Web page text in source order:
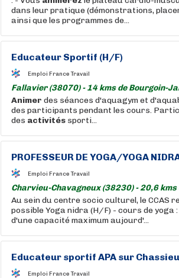
dans leur pratique (démonstrations,
ainsi que les programmes de...
Educateur Sportif (H/F)
Emploi France Travail
Fallavier (38070) - 14 kms de Bourgoin-
Animer des séances d'aquagym et
des participants pendant les cours.
des activités sporti...
PROFESSEUR DE YOGA/YOGA
Emploi France Travail
Charvieu-Chavagneux (38230) - 20,6
Au sein du centre socio culturel, le CCAS
possible Yoga nidra (H/F) - cours de
d'une capacité maximum aujourd'...
Educateur sportif APA sur
Emploi France Travail